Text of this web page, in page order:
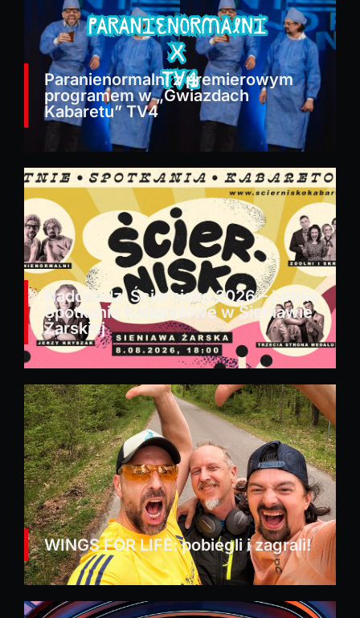
Paranienormalni z premierowym
programem w „Gwiazdach
Kabaretu” TV4
Nadchodzi Ściernisko 2026 – Letnie
Spotkania Kabaretowe w Sieniawie
Żarskiej
WINGS FOR LIFE: pobiegli i zagrali!